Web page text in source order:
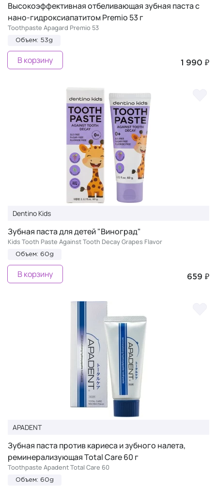
Высокоэффективная отбеливающая зубная паста с
нано-гидроксиапатитом Premio 53 г
Toothpaste Apagard Premio 53
Объем: 53g
1 990 ₽
В корзину
Dentino Kids
Зубная паста для детей "Виноград"
Kids Tooth Paste Against Tooth Decay Grapes Flavor
Объем: 60g
659 ₽
В корзину
APADENT
Зубная паста против кариеса и зубного налета,
реминерализующая Total Care 60 г
Toothpaste Apadent Total Care 60
Объем: 60g